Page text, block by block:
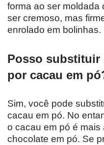
forma ao ser moldada
ser cremoso, mas
enrolado em bolinhas.
Posso substituir
por cacau em
Sim, você pode
cacau em pó. No
o cacau em pó é mais
chocolate em pó. Se